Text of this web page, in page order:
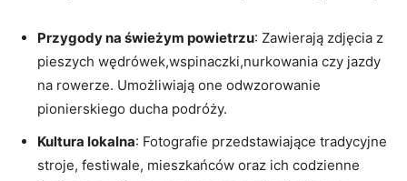
Przygody na świeżym powietrzu: Zawierają zdjęcia⁤ z
pieszych wędrówek,wspinaczki,nurkowania czy jazdy
na rowerze. Umożliwiają one odwzorowanie
pionierskiego ducha podróży.
Kultura⁣ lokalna: Fotografie przedstawiające tradycyjne​
stroje, festiwale, mieszkańców oraz ich codzienne